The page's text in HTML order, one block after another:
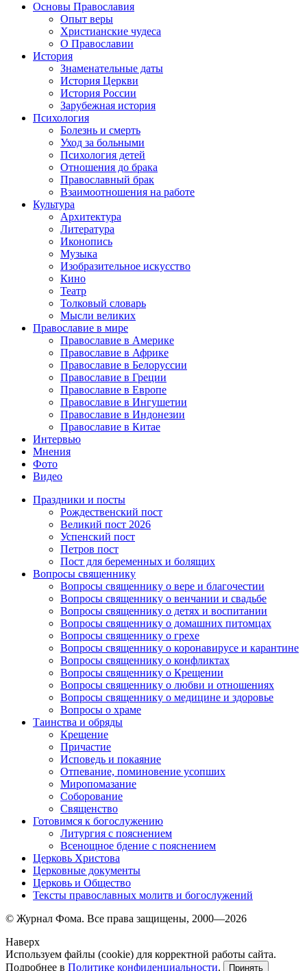
Основы Православия
Опыт веры
Христианские чудеса
О Православии
История
Знаменательные даты
История Церкви
История России
Зарубежная история
Психология
Болезнь и смерть
Уход за больными
Психология детей
Отношения до брака
Православный брак
Взаимоотношения на работе
Культура
Архитектура
Литература
Иконопись
Музыка
Изобразительное искусство
Кино
Театр
Толковый словарь
Мысли великих
Православие в мире
Православие в Америке
Православие в Африке
Православие в Белоруссии
Православие в Греции
Православие в Европе
Православие в Ингушетии
Православие в Индонезии
Православие в Китае
Интервью
Мнения
Фото
Видео
Праздники и посты
Рождественский пост
Великий пост 2026
Успенский пост
Петров пост
Пост для беременных и болящих
Вопросы священнику
Вопросы священнику о вере и благочестии
Вопросы священнику о венчании и свадьбе
Вопросы священнику о детях и воспитании
Вопросы священнику о домашних питомцах
Вопросы священнику о грехе
Вопросы священнику о коронавирусе и карантине
Вопросы священнику о конфликтах
Вопросы священнику о Крещении
Вопросы священнику о любви и отношениях
Вопросы священнику о медицине и здоровье
Вопросы о храме
Таинства и обряды
Крещение
Причастие
Исповедь и покаяние
Отпевание, поминовение усопших
Миропомазание
Соборование
Священство
Готовимся к богослужению
Литургия с пояснением
Всенощное бдение с пояснением
Церковь Христова
Церковные документы
Церковь и Общество
Тексты православных молитв и богослужений
© Журнал Фома. Все права защищены, 2000—2026
Наверх
Используем файлы (cookie) для корректной работы сайта.
Подробнее в Политике конфиденциальности. Принять